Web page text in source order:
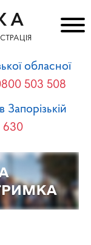
обласної
503 508
Запорізькій
630